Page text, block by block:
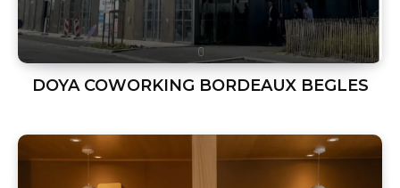
DOYA COWORKING BORDEAUX BEGLES